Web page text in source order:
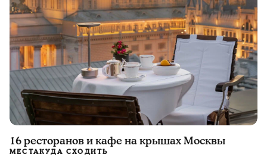
16 ресторанов и кафе на крышах Москвы
МЕСТАКУДА СХОДИТЬ